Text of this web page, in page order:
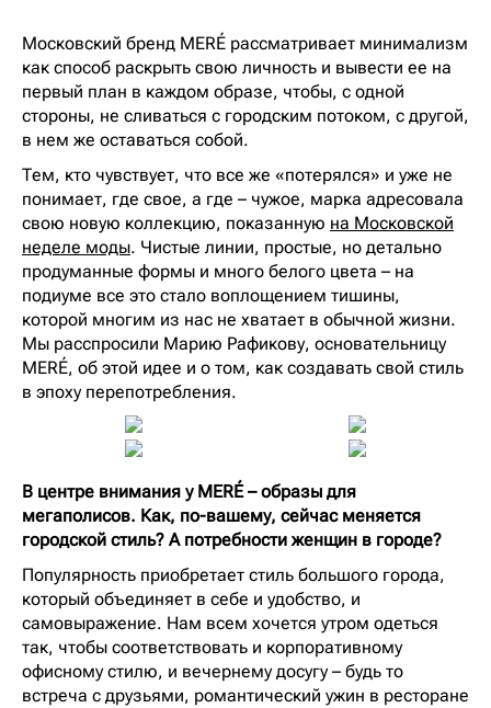
Московский бренд MERÉ рассматривает минимализм
как способ раскрыть свою личность и вывести ее на
первый план в каждом образе, чтобы, с одной
стороны, не сливаться с городским потоком, с другой,
в нем же оставаться собой.
Тем, кто чувствует, что все же «потерялся» и уже не
понимает, где свое, а где – чужое, марка адресовала
свою новую коллекцию, показанную на Московской
неделе моды. Чистые линии, простые, но детально
продуманные формы и много белого цвета – на
подиуме все это стало воплощением тишины,
которой многим из нас не хватает в обычной жизни.
Мы расспросили Марию Рафикову, основательницу
MERÉ, об этой идее и о том, как создавать свой стиль
в эпоху перепотребления.
В центре внимания у MERÉ – образы для
мегаполисов. Как, по-вашему, сейчас меняется
городской стиль? А потребности женщин в городе?
Популярность приобретает стиль большого города,
который объединяет в себе и удобство, и
самовыражение. Нам всем хочется утром одеться
так, чтобы соответствовать и корпоративному
офисному стилю, и вечернему досугу – будь то
встреча с друзьями, романтический ужин в ресторане